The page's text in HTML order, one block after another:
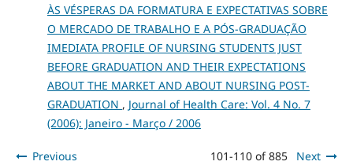
ÀS VÉSPERAS DA FORMATURA E EXPECTATIVAS SOBRE
O MERCADO DE TRABALHO E A PÓS-GRADUAÇÃO
IMEDIATA PROFILE OF NURSING STUDENTS JUST
BEFORE GRADUATION AND THEIR EXPECTATIONS
ABOUT THE MARKET AND ABOUT NURSING POST-
GRADUATION , Journal of Health Care: Vol. 4 No. 7
(2006): Janeiro - Março / 2006
Previous 101-110 of 885 Next